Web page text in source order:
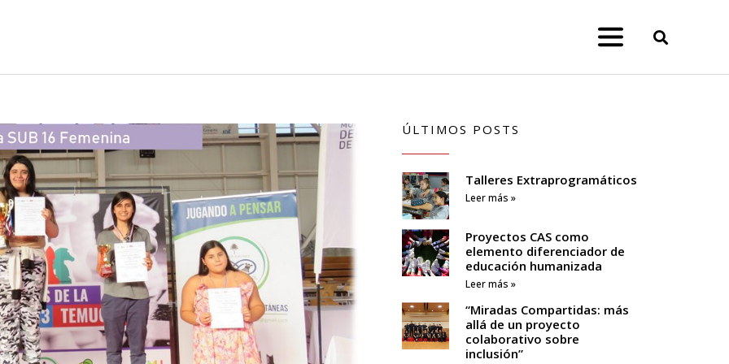
ÚLTIMOS POSTS
Talleres Extraprogramáticos
Leer más »
Proyectos CAS como
elemento diferenciador de
educación humanizada
Leer más »
“Miradas Compartidas: más
allá de un proyecto
colaborativo sobre
inclusión”